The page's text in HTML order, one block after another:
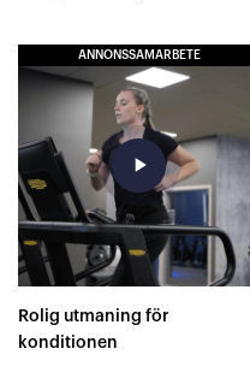
ANNONSSAMARBETE
play_arrow
Rolig utmaning för
konditionen